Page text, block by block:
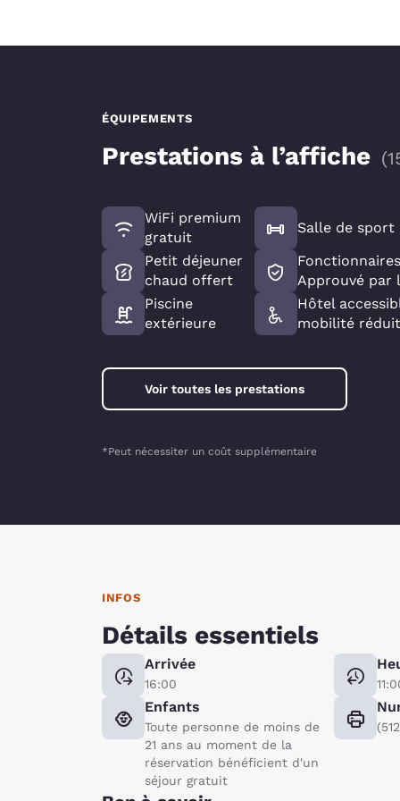
ÉQUIPEMENTS
Prestations à l’affiche (
WiFi premium
gratuit
Petit déjeuner
chaud offert
Piscine
extérieure
Salle de sport
Approuvé par
Hôtel
mobilité
Voir toutes les prestations
*Peut nécessiter un coût supplémentaire
INFOS
Détails essentiels
Arrivée
16:00
Enfants
Toute personne de moins de
21 ans au moment de la
réservation bénéficient d'un
séjour gratuit